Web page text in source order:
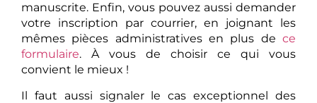
manuscrite. Enfin, vous pouvez aussi demander
votre inscription par courrier, en joignant les
mêmes pièces administratives en plus de ce
formulaire. À vous de choisir ce qui vous
convient le mieux !
Il faut aussi signaler le cas exceptionnel des